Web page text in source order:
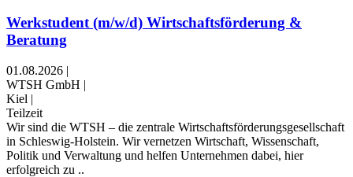
Werkstudent (m/w/d) Wirtschaftsförderung &
Beratung
01.08.2026 |
WTSH GmbH |
Kiel |
Teilzeit
Wir sind die WTSH – die zentrale Wirtschaftsförderungsgesellschaft
in Schleswig-Holstein. Wir vernetzen Wirtschaft, Wissenschaft,
Politik und Verwaltung und helfen Unternehmen dabei, hier
erfolgreich zu ..